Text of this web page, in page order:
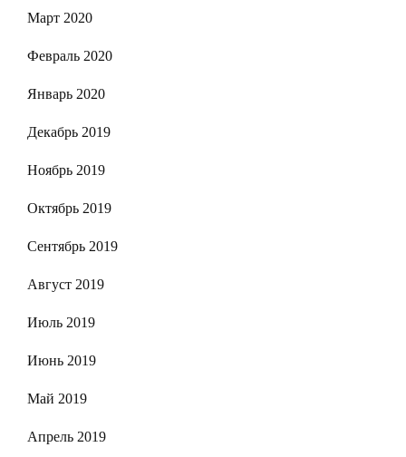
Март 2020
Февраль 2020
Январь 2020
Декабрь 2019
Ноябрь 2019
Октябрь 2019
Сентябрь 2019
Август 2019
Июль 2019
Июнь 2019
Май 2019
Апрель 2019